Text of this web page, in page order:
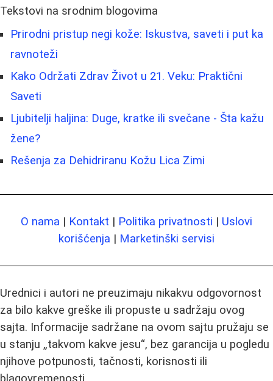
Tekstovi na srodnim blogovima
Prirodni pristup negi kože: Iskustva, saveti i put ka
ravnoteži
Kako Održati Zdrav Život u 21. Veku: Praktični
Saveti
Ljubitelji haljina: Duge, kratke ili svečane - Šta kažu
žene?
Rešenja za Dehidriranu Kožu Lica Zimi
O nama | Kontakt | Politika privatnosti | Uslovi
korišćenja | Marketinški servisi
Urednici i autori ne preuzimaju nikakvu odgovornost
za bilo kakve greške ili propuste u sadržaju ovog
sajta. Informacije sadržane na ovom sajtu pružaju se
u stanju „takvom kakve jesu“, bez garancija u pogledu
njihove potpunosti, tačnosti, korisnosti ili